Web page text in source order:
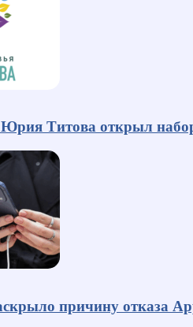
Титова открыл
причину отказа